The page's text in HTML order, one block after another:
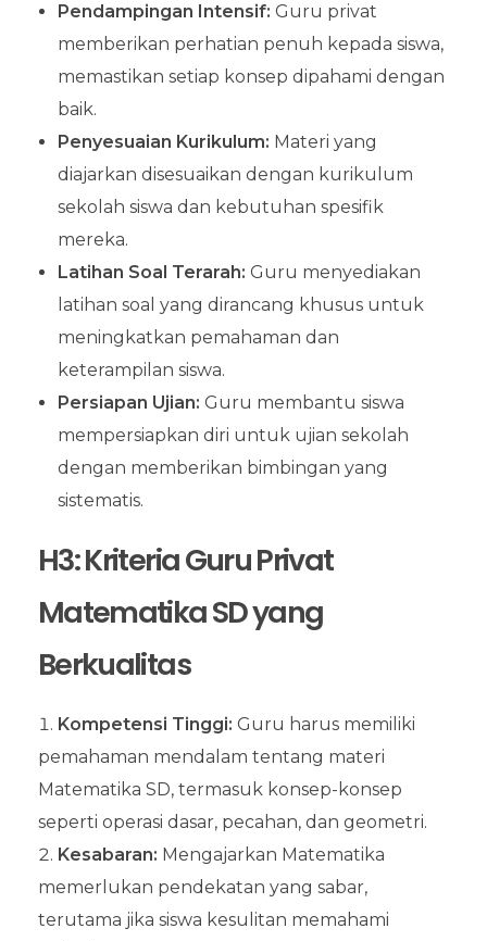
Pendampingan Intensif: Guru privat
memberikan perhatian penuh kepada siswa,
memastikan setiap konsep dipahami dengan
baik.
Penyesuaian Kurikulum: Materi yang
diajarkan disesuaikan dengan kurikulum
sekolah siswa dan kebutuhan spesifik
mereka.
Latihan Soal Terarah: Guru menyediakan
latihan soal yang dirancang khusus untuk
meningkatkan pemahaman dan
keterampilan siswa.
Persiapan Ujian: Guru membantu siswa
mempersiapkan diri untuk ujian sekolah
dengan memberikan bimbingan yang
sistematis.
H3: Kriteria Guru Privat
Matematika SD yang
Berkualitas
Kompetensi Tinggi: Guru harus memiliki
pemahaman mendalam tentang materi
Matematika SD, termasuk konsep-konsep
seperti operasi dasar, pecahan, dan geometri.
Kesabaran: Mengajarkan Matematika
memerlukan pendekatan yang sabar,
terutama jika siswa kesulitan memahami